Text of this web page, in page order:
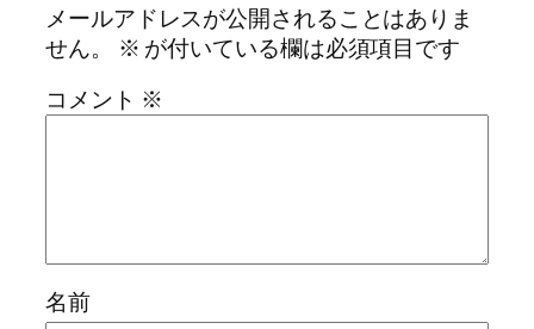
メールアドレスが公開されることはありま
せん。
※ が付いている欄は必須項目です
コメント ※
名前